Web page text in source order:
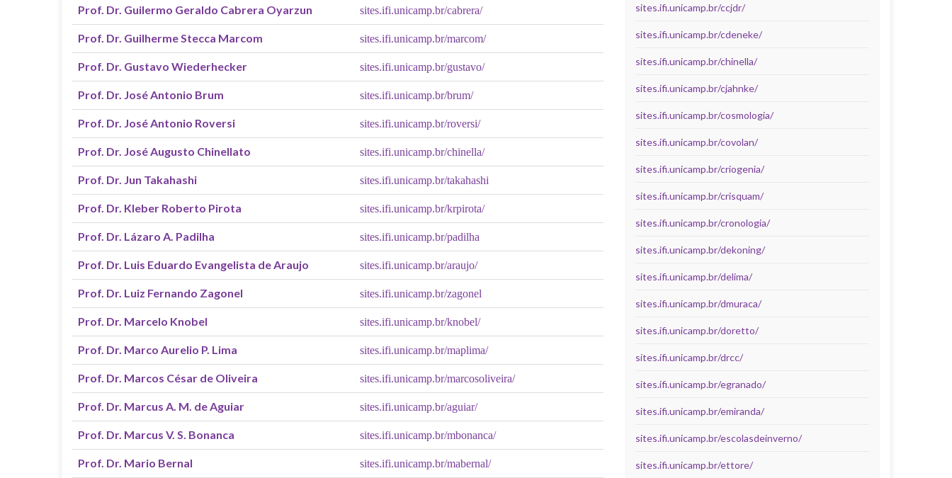
Prof. Dr. Guilermo Geraldo Cabrera Oyarzun sites.ifi.unicamp.br/cabrera/
Prof. Dr. Guilherme Stecca Marcom sites.ifi.unicamp.br/marcom/
Prof. Dr. Gustavo Wiederhecker sites.ifi.unicamp.br/gustavo/
Prof. Dr. José Antonio Brum sites.ifi.unicamp.br/brum/
Prof. Dr. José Antonio Roversi sites.ifi.unicamp.br/roversi/
Prof. Dr. José Augusto Chinellato sites.ifi.unicamp.br/chinella/
Prof. Dr. Jun Takahashi sites.ifi.unicamp.br/takahashi
Prof. Dr. Kleber Roberto Pirota sites.ifi.unicamp.br/krpirota/
Prof. Dr. Lázaro A. Padilha sites.ifi.unicamp.br/padilha
Prof. Dr. Luis Eduardo Evangelista de Araujo sites.ifi.unicamp.br/araujo/
Prof. Dr. Luiz Fernando Zagonel sites.ifi.unicamp.br/zagonel
Prof. Dr. Marcelo Knobel sites.ifi.unicamp.br/knobel/
Prof. Dr. Marco Aurelio P. Lima sites.ifi.unicamp.br/maplima/
Prof. Dr. Marcos César de Oliveira sites.ifi.unicamp.br/marcosoliveira/
Prof. Dr. Marcus A. M. de Aguiar sites.ifi.unicamp.br/aguiar/
Prof. Dr. Marcus V. S. Bonanca sites.ifi.unicamp.br/mbonanca/
Prof. Dr. Mario Bernal sites.ifi.unicamp.br/mabernal/
sites.ifi.unicamp.br/ccjdr/
sites.ifi.unicamp.br/cdeneke/
sites.ifi.unicamp.br/chinella/
sites.ifi.unicamp.br/cjahnke/
sites.ifi.unicamp.br/cosmologia/
sites.ifi.unicamp.br/covolan/
sites.ifi.unicamp.br/criogenia/
sites.ifi.unicamp.br/crisquam/
sites.ifi.unicamp.br/cronologia/
sites.ifi.unicamp.br/dekoning/
sites.ifi.unicamp.br/delima/
sites.ifi.unicamp.br/dmuraca/
sites.ifi.unicamp.br/doretto/
sites.ifi.unicamp.br/drcc/
sites.ifi.unicamp.br/egranado/
sites.ifi.unicamp.br/emiranda/
sites.ifi.unicamp.br/escolasdeinverno/
sites.ifi.unicamp.br/ettore/